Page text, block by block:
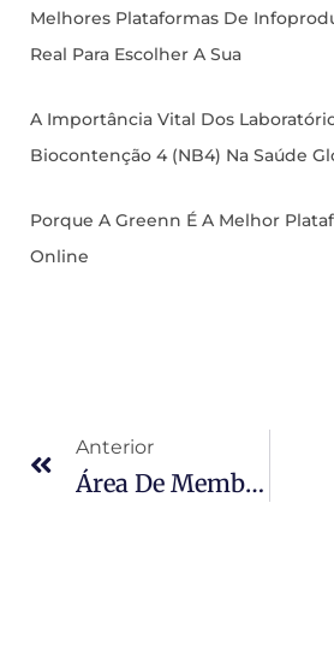
Melhores Plataformas De
Real Para Escolher A Sua
A Importância Vital Dos
Biocontenção 4 (NB4) Na Saúde
Porque A Greenn É A Melhor
Online
Anterior
Área De Membros Personalizada – HotIntegra